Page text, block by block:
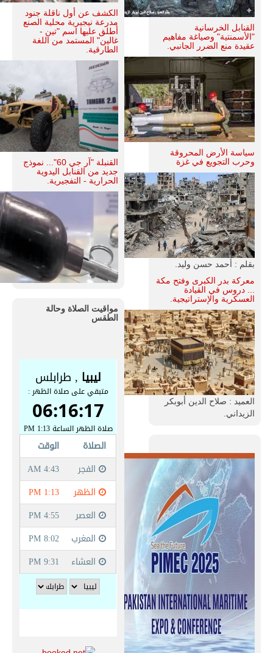
القنابل الخرسانية
"الأسمنتية" وصياغة مفاهيم
عقيدة منع الضرر الجانبي.
سياسة الأرض المحروقة
وحرب التجويع في غزة
بقلم : أحمد حسن وليد.
معركة بدر الكبرى وفتح مكة
... دروس في القيادة
العسكرية والإستراتيجية.
العميد : صلاح الدين أبوبكر
الزيداني.
الكشف عن أول ناقلة جنود
مدرعة نيجيرية محلية الصنع
أطلق عليها اسم "تين -
غالين" المستمد من اللغة
الطارقية.
القنبلة "آر جي 60"... نموذج
جديد من القنابل اليدوية
الحرارية - التفجيرية.
مواقيت الصلاة وحالة
الطقس